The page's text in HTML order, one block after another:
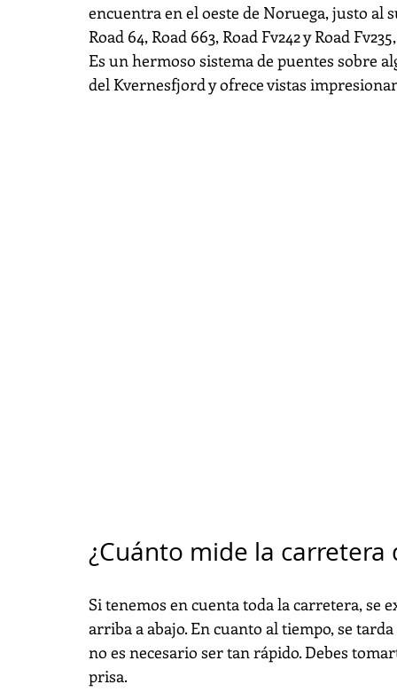
encuentra en el oeste de Noruega, justo
Road 64, Road 663, Road Fv242 y Road
Es un hermoso sistema de puentes sobre
del Kvernesfjord y ofrece vistas
¿Cuánto mide la
Si tenemos en cuenta toda la carretera, se
arriba a abajo. En cuanto al tiempo, se
no es necesario ser tan rápido. Debes
prisa.